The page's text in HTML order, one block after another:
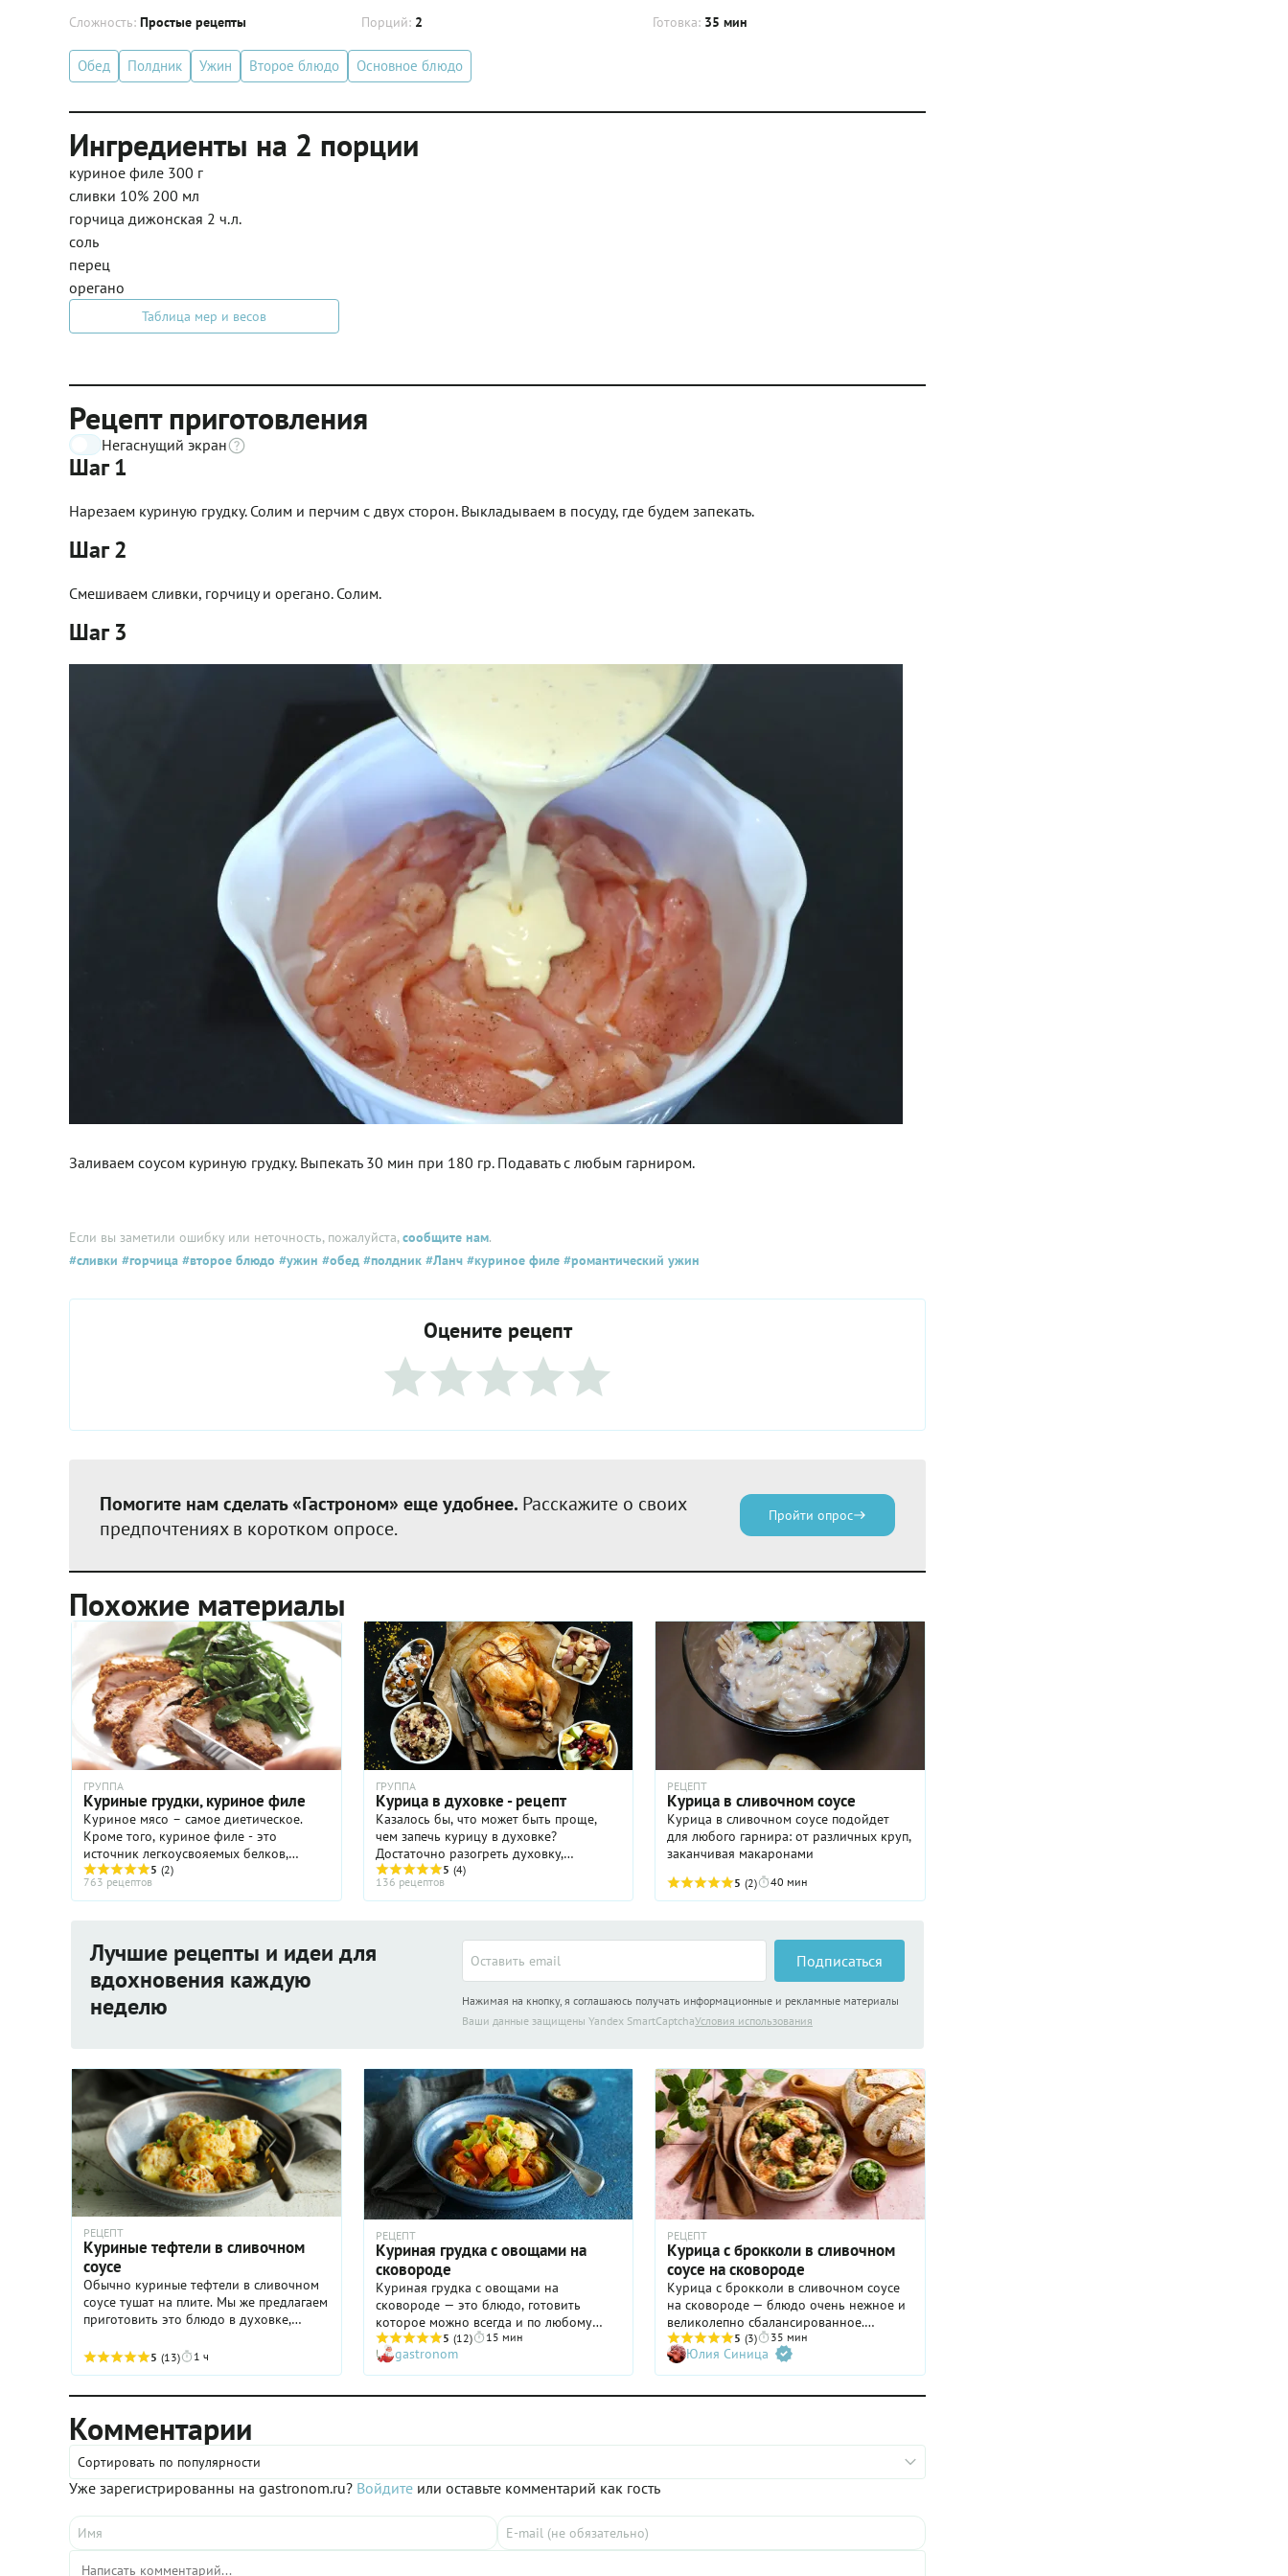
Сложность: Простые рецепты Порций: 2 Готовка: 35 мин
Обед Полдник Ужин Второе блюдо Основное блюдо
Ингредиенты на 2 порции
куриное филе 300 г
сливки 10% 200 мл
горчица дижонская 2 ч.л.
соль
перец
орегано
Таблица мер и весов
Рецепт приготовления
Негаснущий экран
Шаг 1
Нарезаем куриную грудку. Солим и перчим с двух сторон. Выкладываем в посуду, где будем запекать.
Шаг 2
Смешиваем сливки, горчицу и орегано. Солим.
Шаг 3
Заливаем соусом куриную грудку. Выпекать 30 мин при 180 гр. Подавать с любым гарниром.
Если вы заметили ошибку или неточность, пожалуйста,сообщите нам.
#сливки #горчица #второе блюдо #ужин #обед #полдник #Ланч #куриное филе #романтический ужин
Оцените рецепт
Помогите нам сделать «Гастроном» еще удобнее. Расскажите о своих
предпочтениях в коротком опросе.
Пройти опрос
Похожие материалы
ГРУППА
Куриные грудки, куриное филе
Куриное мясо – самое диетическое.
Кроме того, куриное филе - это
источник легкоусвояемых белков,
витаминов и минералов. Белое мясо
куриных грудок считается самым
полезным, по минимальному ...
5 (2)
763 рецептов
ГРУППА
Курица в духовке - рецепт
Казалось бы, что может быть проще,
чем запечь курицу в духовке?
Достаточно разогреть духовку,
положить в форму целую тушку курицы
или ее отдельные части, приправить,
смазать чем-то подходящим, ...
5 (4)
136 рецептов
РЕЦЕПТ
Курица в сливочном соусе
Курица в сливочном соусе подойдет
для любого гарнира: от различных круп,
заканчивая макаронами
5 (2) 40 мин
Лучшие рецепты и идеи для
вдохновения каждую
неделю
Подписаться
Нажимая на кнопку, я соглашаюсь получать информационные и рекламные материалы
Ваши данные защищены Yandex SmartCaptchaУсловия использования
РЕЦЕПТ
Куриные тефтели в сливочном
соусе
Обычно куриные тефтели в сливочном
соусе тушат на плите. Мы же предлагаем
приготовить это блюдо в духовке,
сыром! Благодаря этому на сливочном
соусе образуется красивая ...
5 (13) 1 ч
РЕЦЕПТ
Куриная грудка с овощами на
сковороде
Куриная грудка с овощами на
сковороде — это блюдо, готовить
которое можно всегда и по любому
поводу, ведь магазинные прилавки
ломятся под тяжестью свежих и вкусных
овощей круглый год. Захотели — и уже
спустя 15 минут идеальный здоровый
главное — можно съесть приличную
для фигуры. Что касается зиры, то она
обладает довольно специфическим
вкусом, поэтому вы вправе исключить
ее из перечня ингредиентов.
5 (12) 15 мин
gastronom
РЕЦЕПТ
Курица с брокколи в сливочном
соусе на сковороде
Курица с брокколи в сливочном соусе
на сковороде — блюдо очень нежное и
великолепно сбалансированное.
Конечно, из-за большого количества
сливочного соуса диетическим его не
назовешь, но кремовый, бархатный соус
из сливок как нельзя лучше подходит и
прекрасное сочетание текстур! Очень
брокколи, чтобы соцветия сохранили
хрустинкой в середине.
с брокколи можно подавать как
5 (3) 35 мин
Юлия Синица
Комментарии
Сортировать по популярности
Уже зарегистрированны на gastronom.ru? Войдите или оставьте комментарий как гость